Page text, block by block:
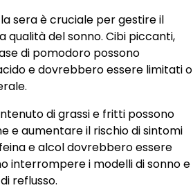
sera è cruciale per gestire il
qualità del sonno. Cibi piccanti,
di pomodoro possono
e dovrebbero essere limitati o
di grassi e fritti possono
e aumentare il rischio di sintomi
e alcol dovrebbero essere
interrompere i modelli di sonno e
reflusso.